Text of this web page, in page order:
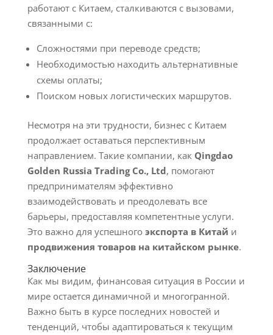
работают с Китаем, сталкиваются с вызовами,
связанными с:
Сложностями при переводе средств;
Необходимостью находить альтернативные
схемы оплаты;
Поиском новых логистических маршрутов.
Несмотря на эти трудности, бизнес с Китаем
продолжает оставаться перспективным
направлением. Такие компании, как Qingdao
Golden Russia Trading Co., Ltd, помогают
предпринимателям эффективно
взаимодействовать и преодолевать все
барьеры, предоставляя компетентные услуги.
Это важно для успешного экспорта в Китай и
продвижения товаров на китайском рынке.
Заключение
Как мы видим, финансовая ситуация в России и
мире остается динамичной и многогранной.
Важно быть в курсе последних новостей и
тенденций, чтобы адаптироваться к текущим